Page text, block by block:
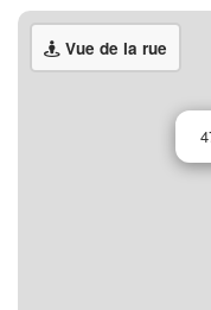
Vue de la rue